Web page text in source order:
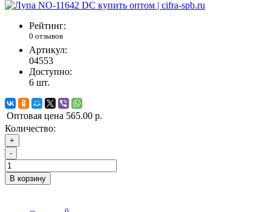
Рейтинг:
0 отзывов
Артикул:
04553
Доступно:
6 шт.
Оптовая цена 565.00 р.
Количество:
+
-
В корзину